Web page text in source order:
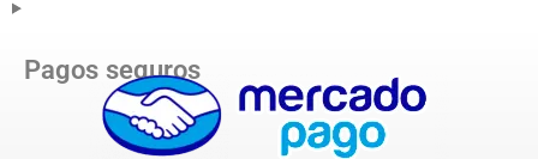
Pagos seguros